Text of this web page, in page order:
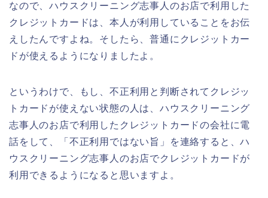
なので、ハウスクリーニング志事人のお店で利用した
クレジットカードは、本人が利用していることをお伝
えしたんですよね。そしたら、普通にクレジットカー
ドが使えるようになりましたよ。
というわけで、もし、不正利用と判断されてクレジッ
トカードが使えない状態の人は、ハウスクリーニング
志事人のお店で利用したクレジットカードの会社に電
話をして、「不正利用ではない旨」を連絡すると、ハ
ウスクリーニング志事人のお店でクレジットカードが
利用できるようになると思いますよ。